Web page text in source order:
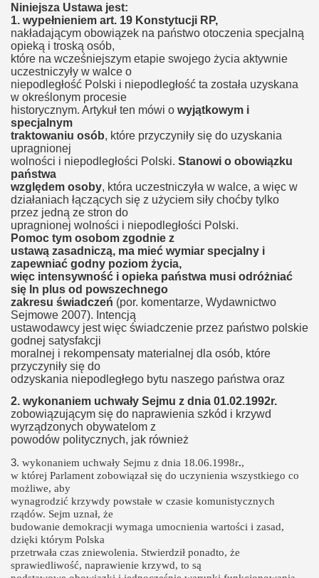
Niniejsza Ustawa jest:
1. wypełnieniem art. 19 Konstytucji RP,
nakładającym obowiązek na państwo otoczenia specjalną
opieką i troską osób,
które na wcześniejszym etapie swojego życia aktywnie
uczestniczyły w walce o
niepodległość Polski i niepodległość ta została uzyskana
w określonym procesie
historycznym. Artykuł ten mówi o wyjątkowym i
specjalnym
traktowaniu osób, które przyczyniły się do uzyskania
upragnionej
wolności i niepodległości Polski. Stanowi o obowiązku
państwa
względem osoby, która uczestniczyła w walce, a więc w
działaniach łączących się z użyciem siły choćby tylko
przez jedną ze stron do
upragnionej wolności i niepodległości Polski.
Pomoc tym osobom zgodnie z
ustawą zasadniczą, ma mieć wymiar specjalny i
zapewniać godny poziom życia,
więc intensywność i opieka państwa musi odróżniać
się In plus od powszechnego
zakresu świadczeń (por. komentarze, Wydawnictwo
Sejmowe 2007). Intencją
ustawodawcy jest więc świadczenie przez państwo polskie
godnej satysfakcji
moralnej i rekompensaty materialnej dla osób, które
przyczyniły się do
odzyskania niepodległego bytu naszego państwa oraz
2. wykonaniem uchwały Sejmu z dnia 01.02.1992r.
zobowiązującym się do naprawienia szkód i krzywd
wyrządzonych obywatelom z
powodów politycznych, jak również
3. wykonaniem uchwały Sejmu z dnia 18.06.1998r.,
w której Parlament zobowiązał się do uczynienia wszystkiego co
możliwe, aby
wynagrodzić krzywdy powstałe w czasie komunistycznych
rządów. Sejm uznał, że
budowanie demokracji wymaga umocnienia wartości i zasad,
dzięki którym Polska
przetrwała czas zniewolenia. Stwierdził ponadto, że
sprawiedliwość, naprawienie krzywd, to są